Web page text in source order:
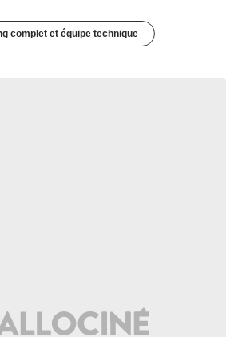
complet et équipe technique